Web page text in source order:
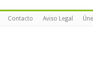
Contacto Aviso Legal